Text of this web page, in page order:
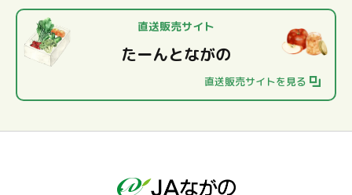
直送販売サイト
たーんとながの
直送販売サイトを見る